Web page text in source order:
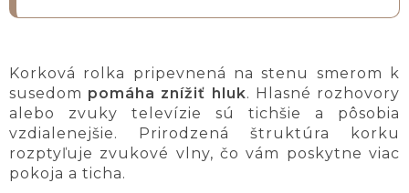
Korková rolka pripevnená na stenu smerom k
susedom pomáha znížiť hluk. Hlasné rozhovory
alebo zvuky televízie sú tichšie a pôsobia
vzdialenejšie. Prirodzená štruktúra korku
rozptyľuje zvukové vlny, čo vám poskytne viac
pokoja a ticha.